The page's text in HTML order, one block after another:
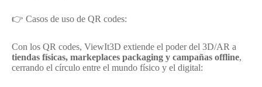
👉 Casos de uso de QR codes:
Con los QR codes, ViewIt3D extiende el poder del 3D/AR a
tiendas físicas, markeplaces packaging y campañas offline,
cerrando el círculo entre el mundo físico y el digital: